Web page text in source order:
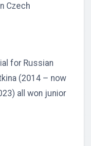
Czech
for Russian
(2014 – now
all won junior